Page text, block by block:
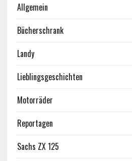
Allgemein
Bücherschrank
Landy
Lieblingsgeschichten
Motorräder
Reportagen
Sachs ZX 125